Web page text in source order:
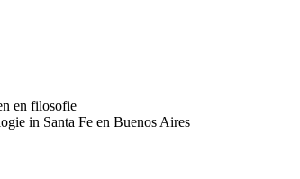
en filosofie
in Santa Fe en Buenos Aires